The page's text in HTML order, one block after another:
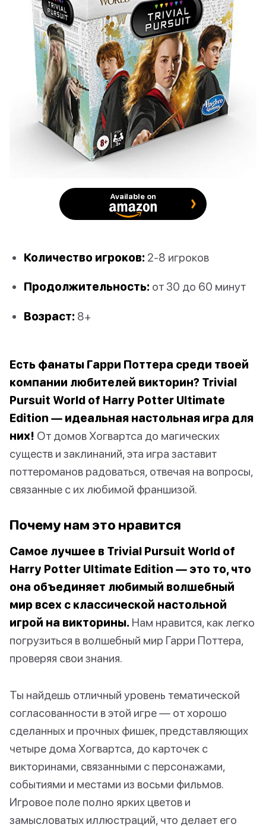
Available on
Количество игроков: 2-8 игроков
Продолжительность: от 30 до 60 минут
Возраст: 8+
Есть фанаты Гарри Поттера среди твоей
компании любителей викторин? Trivial
Pursuit World of Harry Potter Ultimate
Edition — идеальная настольная игра для
них! От домов Хогвартса до магических
существ и заклинаний, эта игра заставит
поттероманов радоваться, отвечая на вопросы,
связанные с их любимой франшизой.
Почему нам это нравится
Самое лучшее в Trivial Pursuit World of
Harry Potter Ultimate Edition — это то, что
она объединяет любимый волшебный
мир всех с классической настольной
игрой на викторины. Нам нравится, как легко
погрузиться в волшебный мир Гарри Поттера,
проверяя свои знания.
Ты найдешь отличный уровень тематической
согласованности в этой игре — от хорошо
сделанных и прочных фишек, представляющих
четыре дома Хогвартса, до карточек с
викторинами, связанными с персонажами,
событиями и местами из восьми фильмов.
Игровое поле полно ярких цветов и
замысловатых иллюстраций, что делает его